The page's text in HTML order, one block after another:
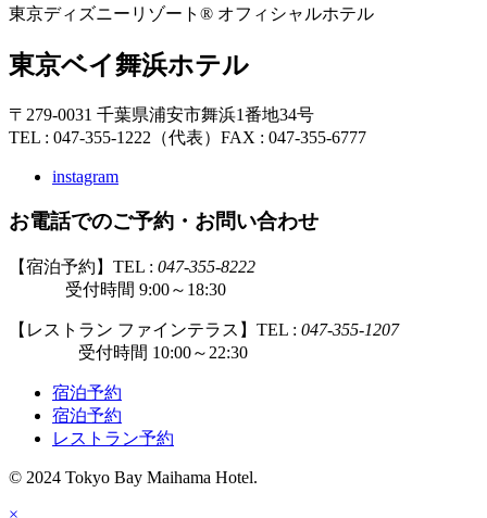
東京ディズニーリゾート® オフィシャルホテル
東京ベイ舞浜ホテル
〒279-0031 千葉県浦安市舞浜1番地34号
TEL : 047-355-1222（代表） FAX : 047-355-6777
instagram
お電話でのご予約・お問い合わせ
【宿泊予約】TEL : 047-355-8222
受付時間 9:00～18:30
【レストラン ファインテラス】TEL : 047-355-1207
受付時間 10:00～22:30
宿泊予約
宿泊予約
レストラン予約
© 2024 Tokyo Bay Maihama Hotel.
×